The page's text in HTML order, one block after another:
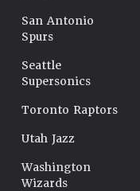
San Antonio
Spurs
Seattle
Supersonics
Toronto Raptors
Utah Jazz
Washington
Wizards